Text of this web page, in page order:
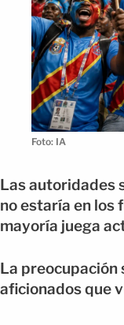
Foto: IA
Las autoridades
no estaría en los
mayoría juega
La preocupación
aficionados que